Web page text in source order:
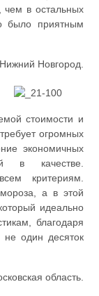
чем в остальных
было приятным
Новгород.
стоимости и
огромных
экономичных
в качестве.
критериям.
а в этой
идеально
благодаря
один десяток
область.